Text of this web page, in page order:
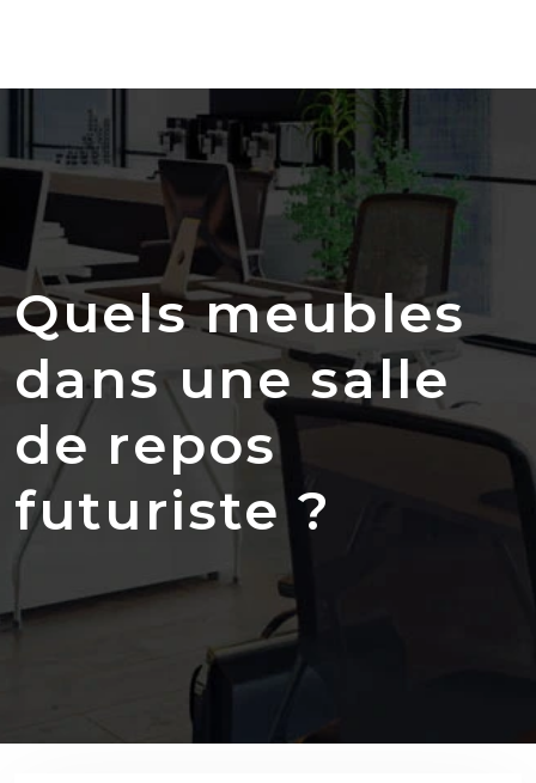
Quels meubles
dans une salle
de repos
futuriste ?